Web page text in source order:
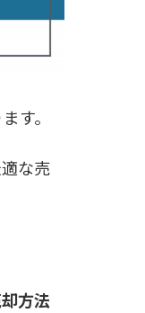
す。
な売
方法